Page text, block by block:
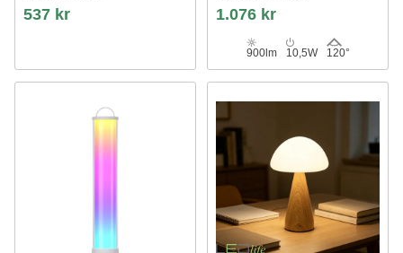
Nielsen Light
537 kr 1.076 kr
900lm 10,5W 120°